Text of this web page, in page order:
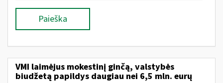
Paieška
VMI laimėjus mokestinį ginčą, valstybės
biudžetą papildys daugiau nei 6,5 mln. eurų